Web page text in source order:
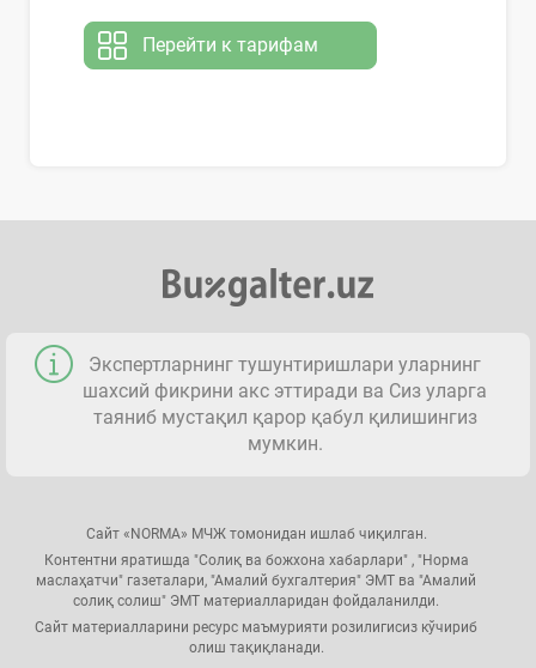
Перейти к тарифам
Экспертларнинг тушунтиришлари уларнинг
шахсий фикрини акс эттиради ва Сиз уларга
таяниб мустақил қарор қабул қилишингиз
мумкин.
Сайт «NORMA» МЧЖ томонидан ишлаб чиқилган.
Контентни яратишда "Солиқ ва божхона хабарлари" , "Норма
маслаҳатчи" газеталари, "Амалий бухгалтерия" ЭМТ ва "Амалий
солиқ солиш" ЭМТ материалларидан фойдаланилди.
Сайт материалларини ресурс маъмурияти розилигисиз кўчириб
олиш тақиқланади.